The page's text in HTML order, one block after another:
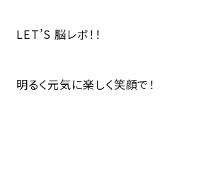
LET’S 脳レボ！！
明るく元気に楽しく笑顔で！